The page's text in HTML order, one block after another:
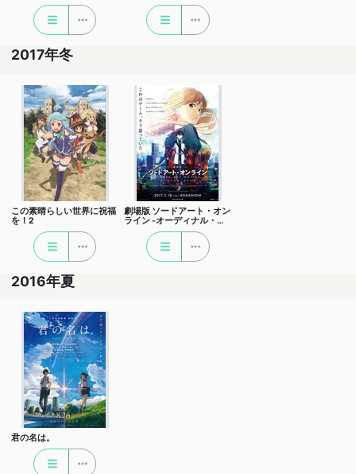
2017年冬
この素晴らしい世界に祝福
を！2
劇場版 ソードアート・オン
ライン -オーディナル・ス
2016年夏
君の名は。